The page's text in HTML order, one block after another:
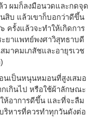
ว ผมก็ลงมือนวดและกดจุด
สิบ แล้วเขาก็บอกว่าดีขึ้น
ครั้งแล้วจะทำให้เกิดการ
ยาแพทย์พงศาวิสุทธาบดี
าคมเภสัชและอายุรเวช
นเป็นหนุนหมอนที่สูงเสมอ
เกินไป หรือใช้ผ้าลักษณะ
อาการดีขึ้น และที่จะลืม
ริหารที่ควรทำทุกวันดังต่อ